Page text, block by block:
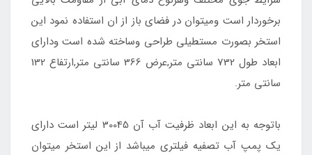
برخوردار است ومیتوان در فضای باز از ان استفاده نمود این
استخر بصورت مستطیلی طراحی وساخته شده است ودارای
ابعاد طول 732 سانتی متر,عرض 366 سانتی متر,ارتفاع 132
سانتی متر.
باتوجه به این ابعاد ظرفیت آب آن 30045 لیتر است دارای
یک پمپ آب تصفیه فیلتری میباشد از این استخر میتوان